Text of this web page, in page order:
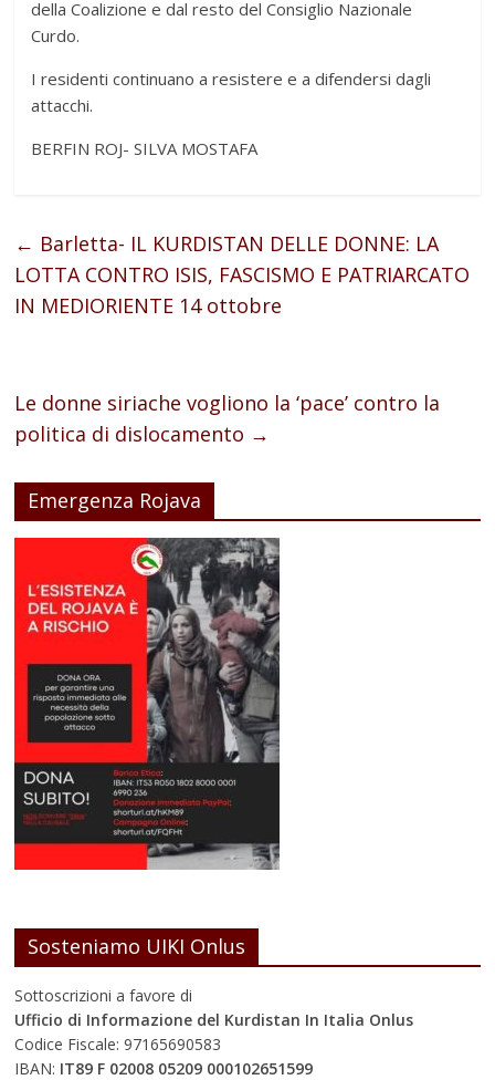
della Coalizione e dal resto del Consiglio Nazionale
Curdo.
I residenti continuano a resistere e a difendersi dagli
attacchi.
BERFIN ROJ- SILVA MOSTAFA
← Barletta- IL KURDISTAN DELLE DONNE: LA
LOTTA CONTRO ISIS, FASCISMO E PATRIARCATO
IN MEDIORIENTE 14 ottobre
Le donne siriache vogliono la ‘pace’ contro la
politica di dislocamento →
Emergenza Rojava
Sosteniamo UIKI Onlus
Sottoscrizioni a favore di
Ufficio di Informazione del Kurdistan In Italia Onlus
Codice Fiscale: 97165690583
IBAN: IT89 F 02008 05209 000102651599